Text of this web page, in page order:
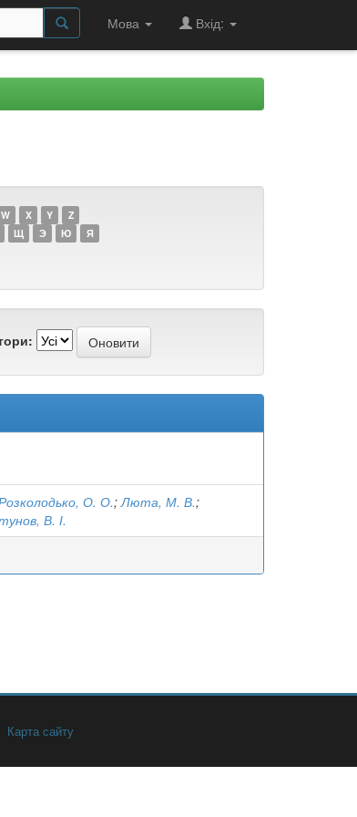
Мова Вхід:
W X Y
Z
Щ Э Ю Я
О. О.;Люта, М. В.;
В. І.
Карта сайту